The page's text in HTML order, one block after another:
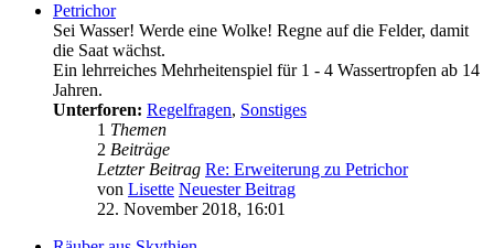
Petrichor
Sei Wasser! Werde eine Wolke! Regne auf die Felder, damit
die Saat wächst.
Ein lehrreiches Mehrheitenspiel für 1 - 4 Wassertropfen ab 14
Jahren.
Unterforen: Regelfragen, Sonstiges
1 Themen
2 Beiträge
Letzter Beitrag Re: Erweiterung zu Petrichor
von Lisette Neuester Beitrag
22. November 2018, 16:01